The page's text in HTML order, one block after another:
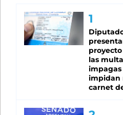
las
impagas
impidan
carnet